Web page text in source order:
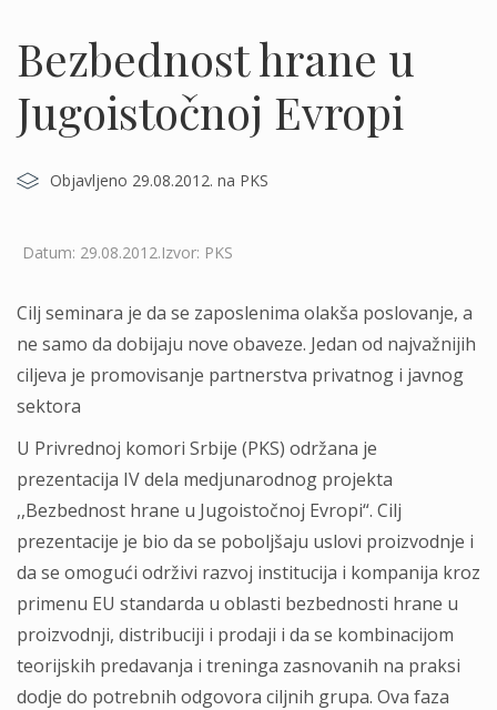
Bezbednost hrane u
Jugoistočnoj Evropi
Objavljeno 29.08.2012. na PKS
Datum: 29.08.2012.Izvor: PKS
Cilj seminara je da se zaposlenima olakša poslovanje, a
ne samo da dobijaju nove obaveze. Jedan od najvažnijih
ciljeva je promovisanje partnerstva privatnog i javnog
sektora
U Privrednoj komori Srbije (PKS) održana je
prezentacija IV dela medjunarodnog projekta
,,Bezbednost hrane u Jugoistočnoj Evropi“. Cilj
prezentacije je bio da se poboljšaju uslovi proizvodnje i
da se omogući održivi razvoj institucija i kompanija kroz
primenu EU standarda u oblasti bezbednosti hrane u
proizvodnji, distribuciji i prodaji i da se kombinacijom
teorijskih predavanja i treninga zasnovanih na praksi
dodje do potrebnih odgovora ciljnih grupa. Ova faza